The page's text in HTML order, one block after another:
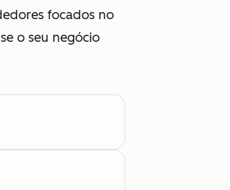
focados no
o seu negócio